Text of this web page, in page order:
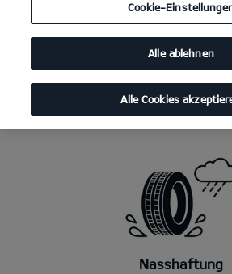
Kraftstoff-
Der Schlüssel zu geringeren CO -
Die Kraftstoff-Effizienz bei Reifen wird
errechnet und in den Klassen A bis E
Rollwiderstand, umso weniger Kraftstoff
brauchen am wenigsten Kraftstoff, E-
Nasshaftung
Cookie-
Alle ablehnen
Alle Cookies